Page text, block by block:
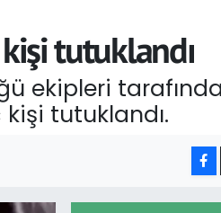
tutuklandı
ekipleri
tutuklandı.